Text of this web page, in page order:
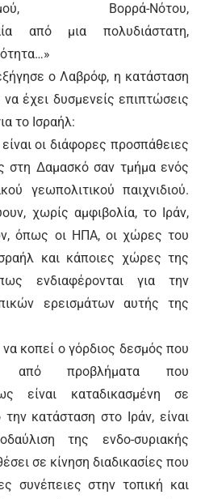
Βορρά-Νότου,
από μια πολυδιάστατη,
ο Λαβρόφ, η κατάσταση
έχει δυσμενείς επιπτώσεις
το Ισραήλ:
οι διάφορες προσπάθειες
στη Δαμασκό σαν τμήμα ενός
γεωπολιτικού παιχνιδιού.
χωρίς αμφιβολία, το Ιράν,
όπως οι ΗΠΑ, οι χώρες του
και κάποιες χώρες της
ενδιαφέρονται για την
ερεισμάτων αυτής της
κοπεί ο γόρδιος δεσμός που
από προβλήματα που
είναι καταδικασμένη σε
κατάσταση στο Ιράν, είναι
της ενδο-συριακής
σε κίνηση διαδικασίες που
συνέπειες στην τοπική και